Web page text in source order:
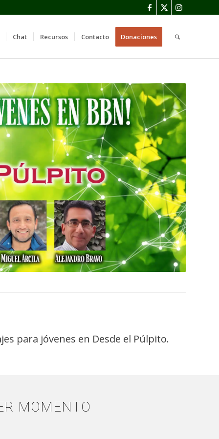
Chat Recursos Contacto Donaciones
para jóvenes en Desde el Púlpito.
MOMENTO